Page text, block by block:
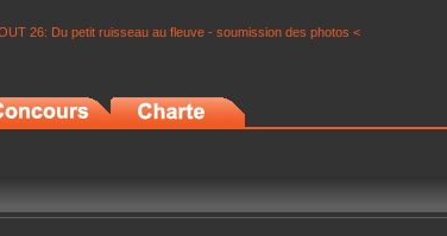
26: Du petit ruisseau au fleuve - soumission des photos <